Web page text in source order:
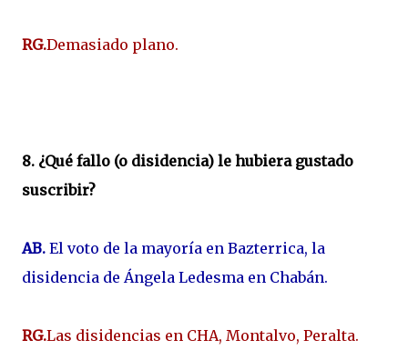
RG.Demasiado plano.
8. ¿Qué fallo (o disidencia) le hubiera gustado
suscribir?
AB. El voto de la mayoría en Bazterrica, la
disidencia de Ángela Ledesma en Chabán.
RG.Las disidencias en CHA, Montalvo, Peralta.